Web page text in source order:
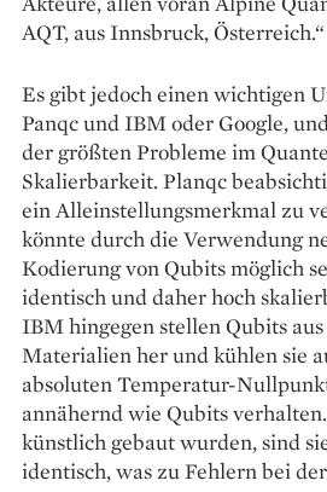
AQT, aus Innsbruck, Österreich.“
Es gibt jedoch einen wichtigen
Panqc und IBM oder Google,
der größten Probleme im
Skalierbarkeit. Planqc
ein Alleinstellungsmerkmal zu
könnte durch die Verwendung
Kodierung von Qubits möglich
identisch und daher hoch
IBM hingegen stellen Qubits
Materialien her und kühlen sie
absoluten Temperatur-
annähernd wie Qubits
künstlich gebaut wurden, sind
identisch, was zu Fehlern bei